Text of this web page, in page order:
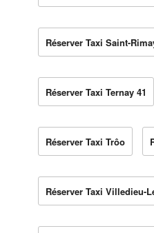
Réserver Taxi Saint-
Réserver Taxi Ternay 41
Réserver Taxi Trôo
Réserver Taxi Villedieu-